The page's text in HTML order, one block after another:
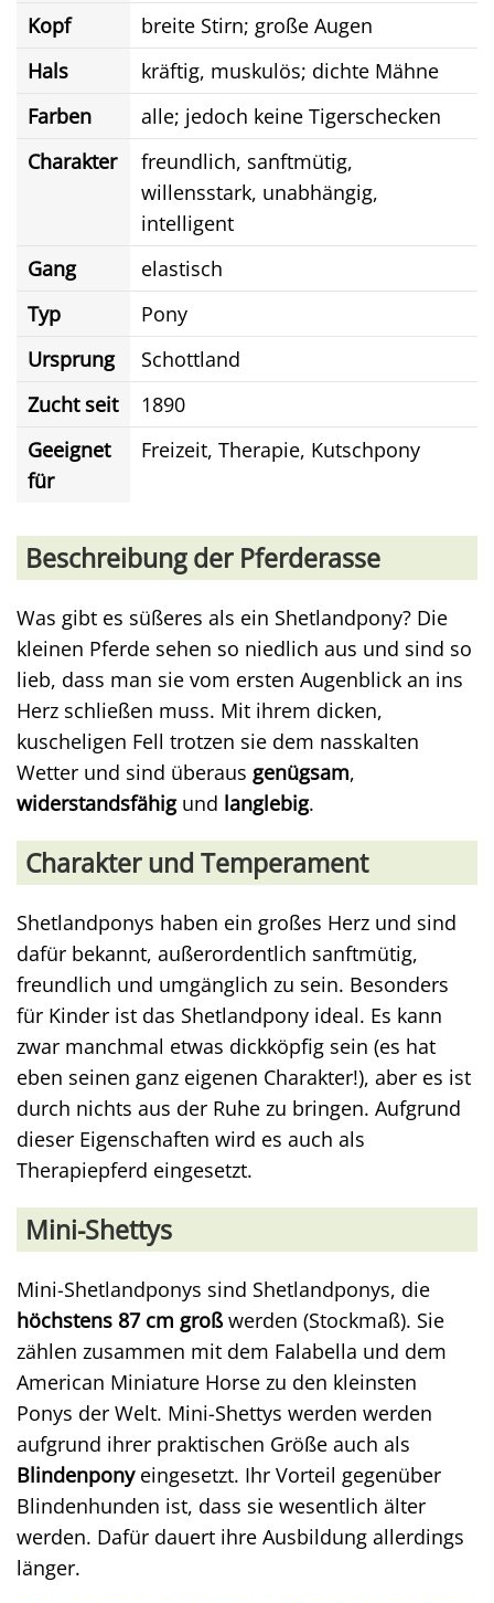
Kopf
breite Stirn; große Augen
Hals
kräftig, muskulös; dichte Mähne
Farben
alle; jedoch keine Tigerschecken
Charakter
freundlich, sanftmütig,
willensstark, unabhängig,
intelligent
Gang
elastisch
Typ
Pony
Ursprung
Schottland
Zucht seit
1890
Geeignet
für
Freizeit, Therapie, Kutschpony
Beschreibung der Pferderasse
Was gibt es süßeres als ein Shetlandpony? Die
kleinen Pferde sehen so niedlich aus und sind so
lieb, dass man sie vom ersten Augenblick an ins
Herz schließen muss. Mit ihrem dicken,
kuscheligen Fell trotzen sie dem nasskalten
Wetter und sind überaus genügsam,
widerstandsfähigund langlebig.
Charakter und Temperament
Shetlandponys haben ein großes Herz und sind
dafür bekannt, außerordentlich sanftmütig,
freundlich und umgänglich zu sein. Besonders
für Kinder ist das Shetlandpony ideal. Es kann
zwar manchmal etwas dickköpfig sein (es hat
eben seinen ganz eigenen Charakter!), aber es ist
durch nichts aus der Ruhe zu bringen. Aufgrund
dieser Eigenschaften wird es auch als
Therapiepferd eingesetzt.
Mini-Shettys
Mini-Shetlandponys sind Shetlandponys, die
höchstens 87 cm großwerden (Stockmaß). Sie
zählen zusammen mit dem Falabella und dem
American Miniature Horse zu den kleinsten
Ponys der Welt. Mini-Shettys werden werden
aufgrund ihrer praktischen Größe auch als
Blindenponyeingesetzt. Ihr Vorteil gegenüber
Blindenhunden ist, dass sie wesentlich älter
werden. Dafür dauert ihre Ausbildung allerdings
länger.